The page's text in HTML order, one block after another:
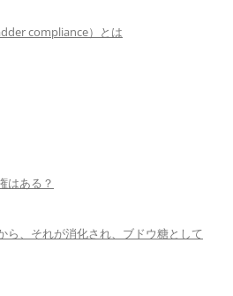
compliance）とは
はある？
ら、それが消化され、ブドウ糖として